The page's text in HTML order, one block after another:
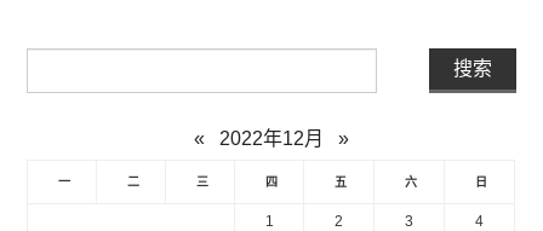
« 2022年12月 »
一 二 三 四 五 六 日
1 2 3 4